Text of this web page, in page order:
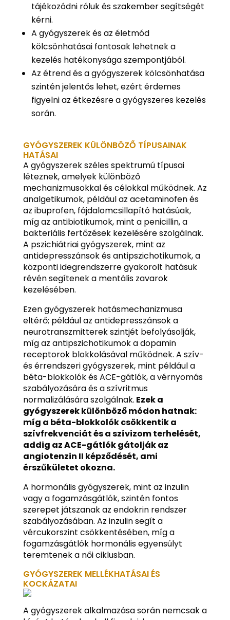
tájékozódni róluk és szakember segítségét
kérni.
A gyógyszerek és az életmód
kölcsönhatásai fontosak lehetnek a
kezelés hatékonysága szempontjából.
Az étrend és a gyógyszerek kölcsönhatása
szintén jelentős lehet, ezért érdemes
figyelni az étkezésre a gyógyszeres kezelés
során.
GYÓGYSZEREK KÜLÖNBÖZŐ TÍPUSAINAK
HATÁSAI
A gyógyszerek széles spektrumú típusai
léteznek, amelyek különböző
mechanizmusokkal és célokkal működnek. Az
analgetikumok, például az acetaminofen és
az ibuprofen, fájdalomcsillapító hatásúak,
míg az antibiotikumok, mint a penicillin, a
bakteriális fertőzések kezelésére szolgálnak.
A pszichiátriai gyógyszerek, mint az
antidepresszánsok és antipszichotikumok, a
központi idegrendszerre gyakorolt hatásuk
révén segítenek a mentális zavarok
kezelésében.
Ezen gyógyszerek hatásmechanizmusa
eltérő; például az antidepresszánsok a
neurotranszmitterek szintjét befolyásolják,
míg az antipszichotikumok a dopamin
receptorok blokkolásával működnek. A szív-
és érrendszeri gyógyszerek, mint például a
béta-blokkolók és ACE-gátlók, a vérnyomás
szabályozására és a szívritmus
normalizálására szolgálnak. Ezek a
gyógyszerek különböző módon hatnak:
míg a béta-blokkolók csökkentik a
szívfrekvenciát és a szívizom terhelését,
addig az ACE-gátlók gátolják az
angiotenzin II képződését, ami
érszűkületet okozna.
A hormonális gyógyszerek, mint az inzulin
vagy a fogamzásgátlók, szintén fontos
szerepet játszanak az endokrin rendszer
szabályozásában. Az inzulin segít a
vércukorszint csökkentésében, míg a
fogamzásgátlók hormonális egyensúlyt
teremtenek a női ciklusban.
GYÓGYSZEREK MELLÉKHATÁSAI ÉS
KOCKÁZATAI
A gyógyszerek alkalmazása során nemcsak a